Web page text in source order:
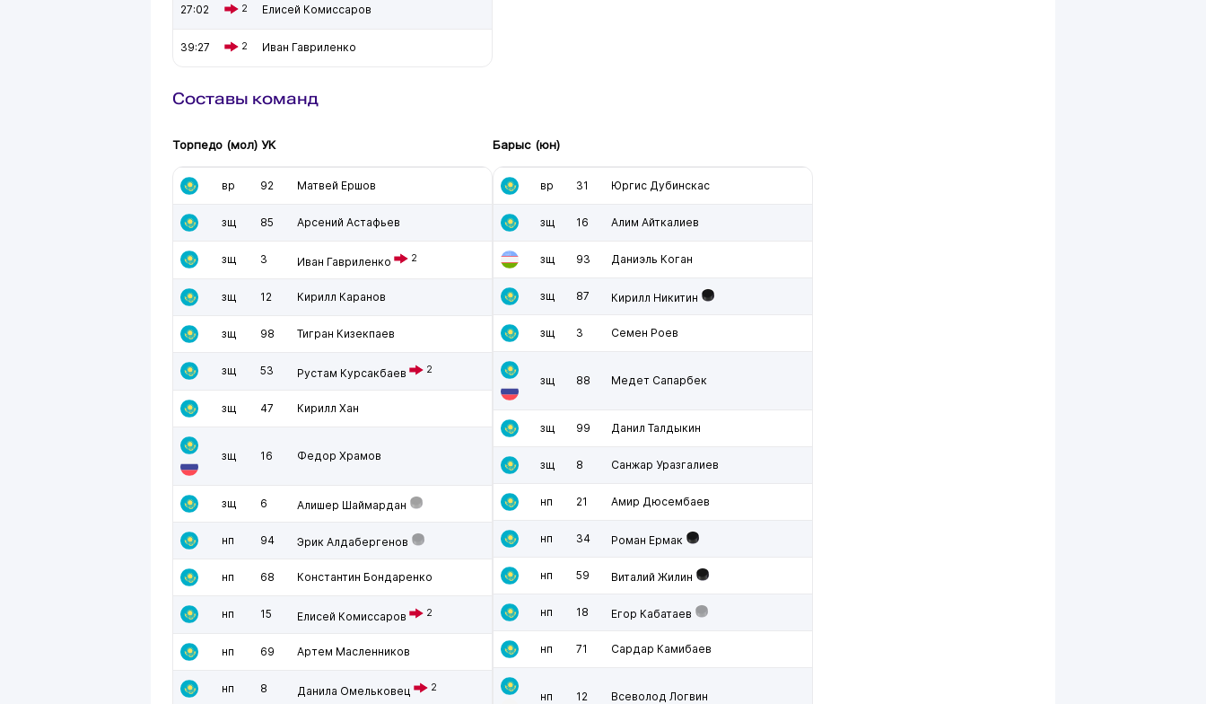
27:02 2 Елисей Комиссаров
39:27 2 Иван Гавриленко
Составы команд
Торпедо (мол) УК
вр 92 Матвей Ершов
зщ 85 Арсений Астафьев
зщ 3 Иван Гавриленко 2
зщ 12 Кирилл Каранов
зщ 98 Тигран Кизекпаев
зщ 53 Рустам Курсакбаев 2
зщ 47 Кирилл Хан
зщ 16 Федор Храмов
зщ 6 Алишер Шаймардан
нп 94 Эрик Алдабергенов
нп 68 Константин Бондаренко
нп 15 Елисей Комиссаров 2
нп 69 Артем Масленников
нп 8 Данила Омельковец 2
Барыс (юн)
вр 31 Юргис Дубинскас
зщ 16 Алим Айткалиев
зщ 93 Даниэль Коган
зщ 87 Кирилл Никитин
зщ 3 Семен Роев
зщ 88 Медет Сапарбек
зщ 99 Данил Талдыкин
зщ 8 Санжар Уразгалиев
нп 21 Амир Дюсембаев
нп 34 Роман Ермак
нп 59 Виталий Жилин
нп 18 Егор Кабатаев
нп 71 Сардар Камибаев
нп 12 Всеволод Логвин